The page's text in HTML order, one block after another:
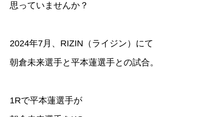
思っていませんか？
2024年7月、RIZIN（ライジン）にて
朝倉未来選手と平本蓮選手との試合。
1Rで平本蓮選手が